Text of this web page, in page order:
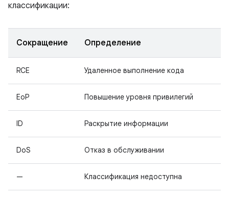
классификации:
Сокращение Определение
RCE Удаленное выполнение кода
EoP Повышение уровня привилегий
ID Раскрытие информации
DoS Отказ в обслуживании
— Классификация недоступна